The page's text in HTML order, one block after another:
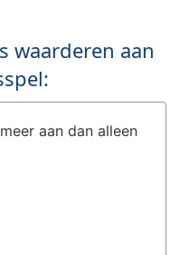
waarderen aan
aan dan alleen